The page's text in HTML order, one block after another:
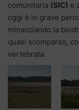
comunitaria (SIC) e
oggi è in grave
minacciando la
quasi scomparso,
vertebrata.